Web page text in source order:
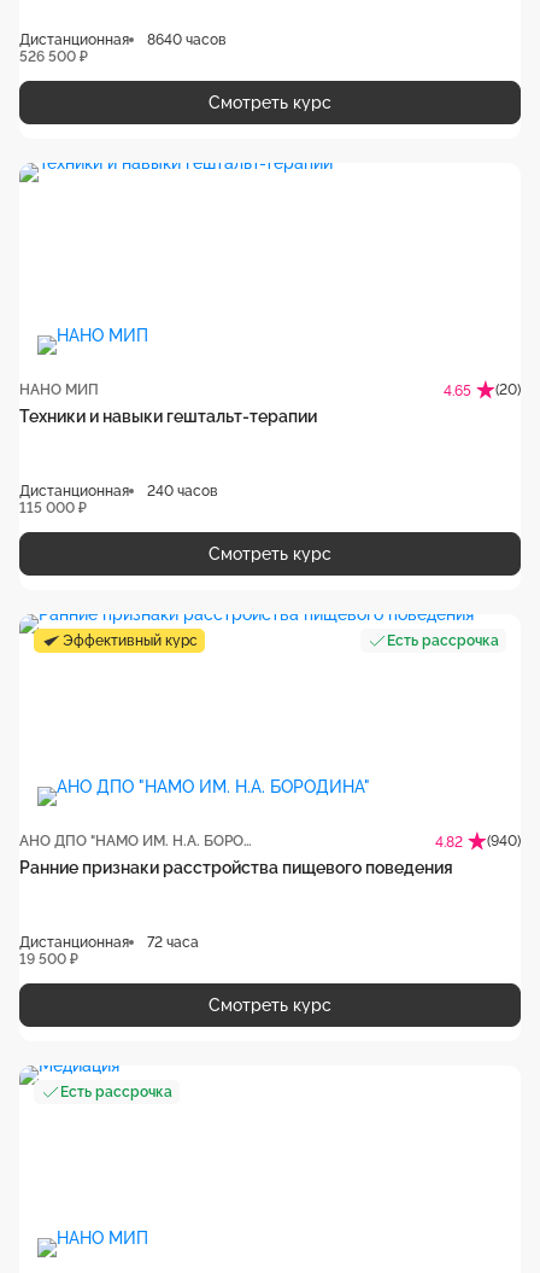
Дистанционная
8640 часов
526 500 ₽
Смотреть курс
НАНО МИП 4.65 (20)
Техники и навыки гештальт-терапии
Дистанционная
240 часов
115 000 ₽
Смотреть курс
Эффективный курс Есть рассрочка
АНО ДПО "НАМО ИМ. Н.А. БОРОДИНА" 4.82 (940)
Ранние признаки расстройства пищевого поведения
Дистанционная
72 часа
19 500 ₽
Смотреть курс
Есть рассрочка